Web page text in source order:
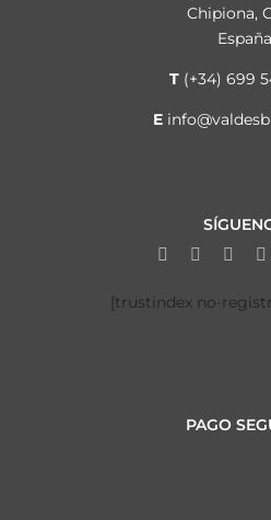
Chipiona,
España
T (+34) 699
E
[trustindex no-
PAGO